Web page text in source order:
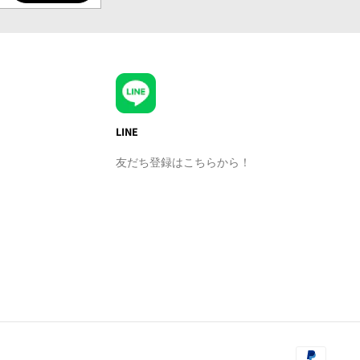
カートに追加
LINE
友だち登録はこちらから！